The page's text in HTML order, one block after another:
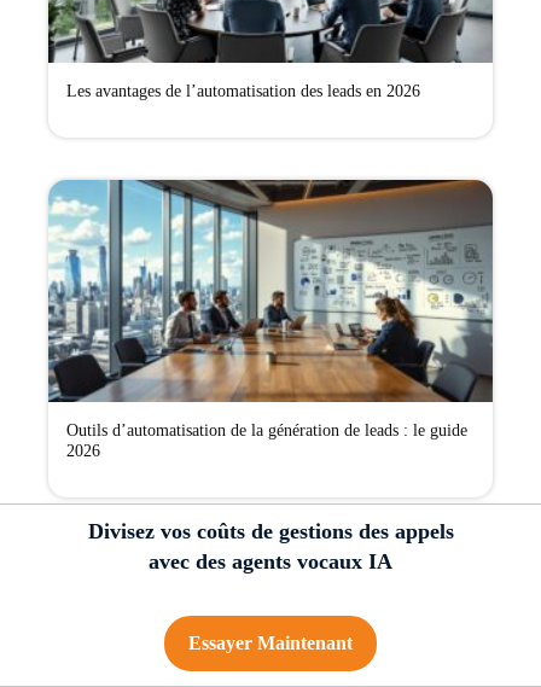
Divisez vos coûts de gestions des appels
avec des agents vocaux IA
Essayer Maintenant
Les avantages de l’automatisation des leads en 2026
Outils d’automatisation de la génération de leads : le guide
2026